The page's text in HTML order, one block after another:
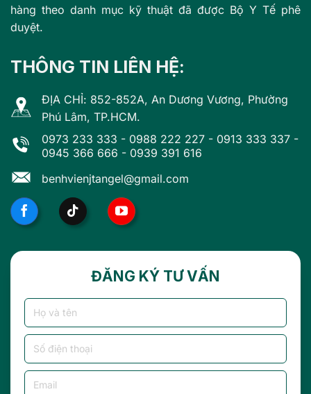
hàng theo danh mục kỹ thuật đã được Bộ Y Tế phê
duyệt.
THÔNG TIN LIÊN HỆ:
ĐỊA CHỈ: 852-852A, An Dương Vương, Phường
Phú Lâm, TP.HCM.
0973 233 333 - 0988 222 227 - 0913 333 337 -
0945 366 666 - 0939 391 616
benhvienjtangel@gmail.com
ĐĂNG KÝ TƯ VẤN